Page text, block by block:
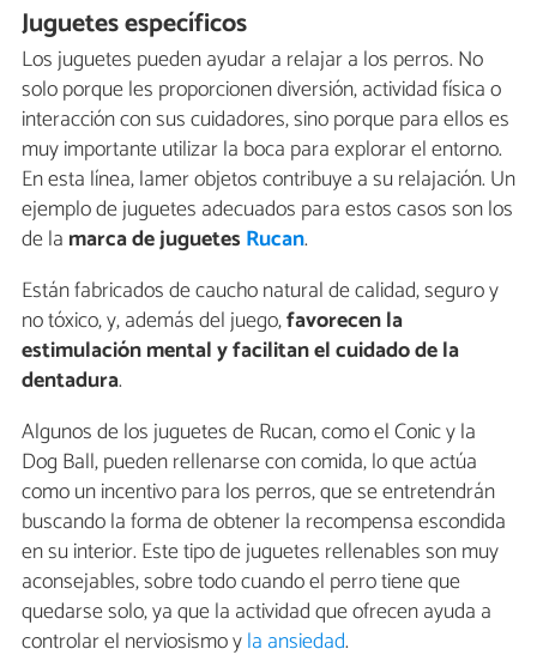
Juguetes específicos
Los juguetes pueden ayudar a relajar a los perros. No
solo porque les proporcionen diversión, actividad física o
interacción con sus cuidadores, sino porque para ellos es
muy importante utilizar la boca para explorar el entorno.
En esta línea, lamer objetos contribuye a su relajación. Un
ejemplo de juguetes adecuados para estos casos son los
de la marca de juguetes Rucan.
Están fabricados de caucho natural de calidad, seguro y
no tóxico, y, además del juego,favorecen la
estimulación mental y facilitan el cuidado de la
dentadura.
Algunos de los juguetes de Rucan, como el Conic y la
Dog Ball, pueden rellenarse con comida, lo que actúa
como un incentivo para los perros, que se entretendrán
buscando la forma de obtener la recompensa escondida
en su interior. Este tipo de juguetes rellenables son muy
aconsejables, sobre todo cuando el perro tiene que
quedarse solo, ya que la actividad que ofrecen ayuda a
controlar el nerviosismo yla ansiedad.